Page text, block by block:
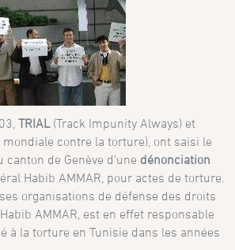
TRIAL (Track Impunity Always) et
contre la torture), ont saisi le
de Genève d’une dénonciation
Habib AMMAR, pour actes de torture.
organisations de défense des droits
AMMAR, est en effet responsable
à la torture en Tunisie dans les années